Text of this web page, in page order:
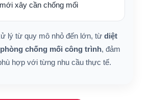
xây cần chống mối
lý từ quy mô nhỏ đến lớn, từ diệt
phòng chống mối công trình, đảm
hợp với từng nhu cầu thực tế.